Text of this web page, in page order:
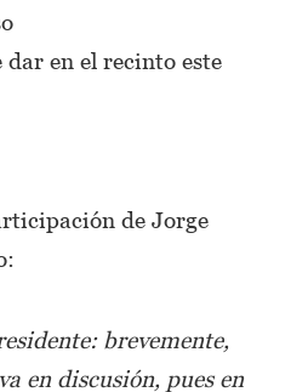
en el recinto este
de Jorge
brevemente,
en discusión, pues en